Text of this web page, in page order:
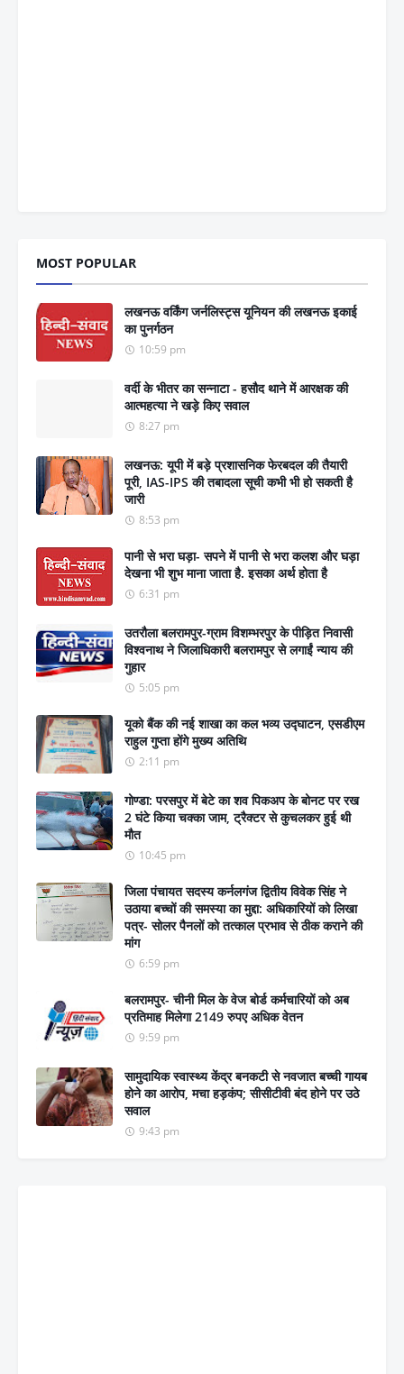
MOST POPULAR
लखनऊ वर्किंग जर्नलिस्ट्स यूनियन की लखनऊ इकाई
का पुनर्गठन
10:59 pm
वर्दी के भीतर का सन्नाटा - हसौद थाने में आरक्षक की
आत्महत्या ने खड़े किए सवाल
8:27 pm
लखनऊ: यूपी में बड़े प्रशासनिक फेरबदल की तैयारी
पूरी, IAS-IPS की तबादला सूची कभी भी हो सकती है
जारी
8:53 pm
पानी से भरा घड़ा- सपने में पानी से भरा कलश और घड़ा
देखना भी शुभ माना जाता है. इसका अर्थ होता है
6:31 pm
उतरौला बलरामपुर-ग्राम विशम्भरपुर के पीड़ित निवासी
विश्वनाथ ने जिलाधिकारी बलरामपुर से लगाईं न्याय की
गुहार
5:05 pm
यूको बैंक की नई शाखा का कल भव्य उद्घाटन, एसडीएम
राहुल गुप्ता होंगे मुख्य अतिथि
2:11 pm
गोण्डा: परसपुर में बेटे का शव पिकअप के बोनट पर रख
2 घंटे किया चक्का जाम, ट्रैक्टर से कुचलकर हुई थी
मौत
10:45 pm
जिला पंचायत सदस्य कर्नलगंज द्वितीय विवेक सिंह ने
उठाया बच्चों की समस्या का मुद्दा: अधिकारियों को लिखा
पत्र- सोलर पैनलों को तत्काल प्रभाव से ठीक कराने की
मांग
6:59 pm
बलरामपुर- चीनी मिल के वेज बोर्ड कर्मचारियों को अब
प्रतिमाह मिलेगा 2149 रुपए अधिक वेतन
9:59 pm
सामुदायिक स्वास्थ्य केंद्र बनकटी से नवजात बच्ची गायब
होने का आरोप, मचा हड़कंप; सीसीटीवी बंद होने पर उठे
सवाल
9:43 pm